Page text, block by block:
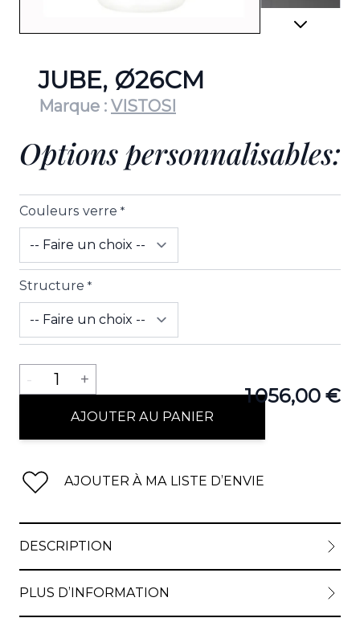
JUBE, Ø26CM
Marque : VISTOSI
Options personnalisables:
Couleurs verre *
Structure *
1 056,00 €
Quantité
- 1 +
AJOUTER AU PANIER
AJOUTER À MA LISTE D’ENVIE
DESCRIPTION
PLUS D’INFORMATION